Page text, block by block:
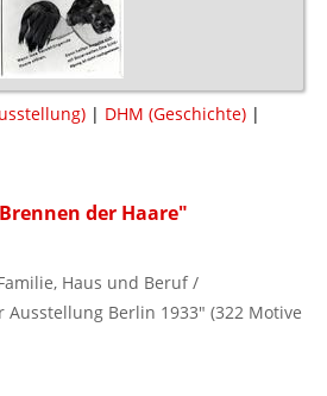
| DHM (Geschichte) |
der Haare"
Haus und Beruf /
Ausstellung Berlin 1933" (322 Motive